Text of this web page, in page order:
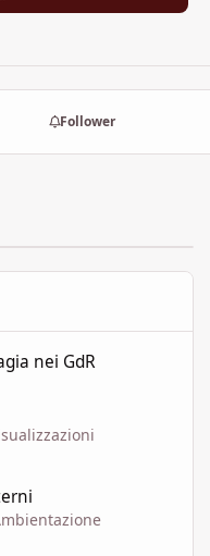
Follower
nei GdR